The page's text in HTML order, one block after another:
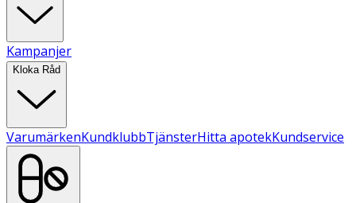
Kampanjer
Kloka Råd
VarumärkenKundklubbTjänsterHitta apotekKundservice